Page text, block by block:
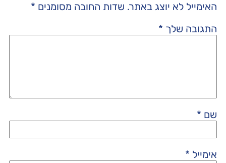
האימייל לא יוצג באתר. שדות החובה מסומנים *
התגובה שלך *
שם *
אימייל *